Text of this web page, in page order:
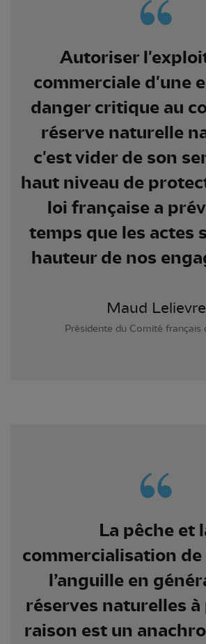
Autoriser
commerciale d'une
danger critique au
réserve naturelle
c'est vider de son
haut niveau de
loi française a
temps que les actes
hauteur de nos
Maud Lelievre
Présidente du Comité français
La pêche et
commercialisation de
l’anguille en
réserves naturelles
raison est un